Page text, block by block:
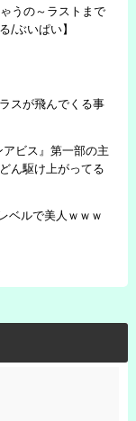
うの～ラストまで
/ぶいぱい】
スが飛んでくる事
アビス』第一部の主
ん駆け上がってる
ベルで美人ｗｗｗ